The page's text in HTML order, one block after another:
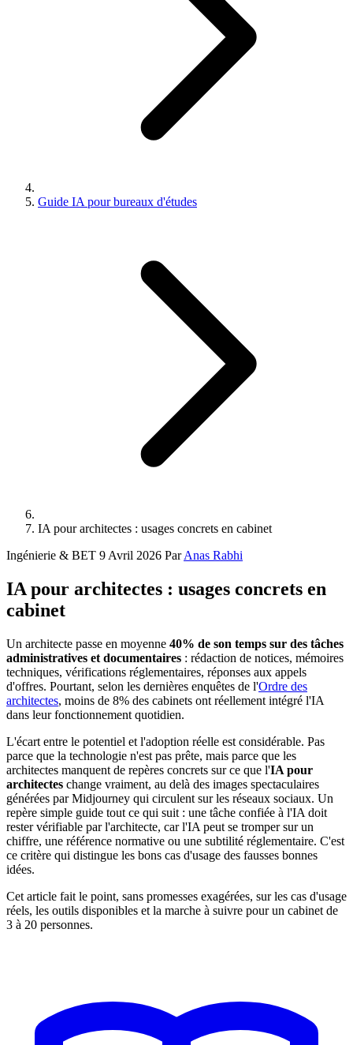
Guide IA pour bureaux d'études
IA pour architectes : usages concrets en cabinet
Ingénierie & BET 9 Avril 2026 ParAnas Rabhi
IA pour architectes : usages concrets en
cabinet
Un architecte passe en moyenne 40% de son temps sur des tâches
administratives et documentaires : rédaction de notices, mémoires
techniques, vérifications réglementaires, réponses aux appels
d'offres. Pourtant, selon les dernières enquêtes de l'Ordre des
architectes, moins de 8% des cabinets ont réellement intégré l'IA
dans leur fonctionnement quotidien.
L'écart entre le potentiel et l'adoption réelle est considérable. Pas
parce que la technologie n'est pas prête, mais parce que les
architectes manquent de repères concrets sur ce que l'IA pour
architectes change vraiment, au delà des images spectaculaires
générées par Midjourney qui circulent sur les réseaux sociaux. Un
repère simple guide tout ce qui suit : une tâche confiée à l'IA doit
rester vérifiable par l'architecte, car l'IA peut se tromper sur un
chiffre, une référence normative ou une subtilité réglementaire. C'est
ce critère qui distingue les bons cas d'usage des fausses bonnes
idées.
Cet article fait le point, sans promesses exagérées, sur les cas d'usage
réels, les outils disponibles et la marche à suivre pour un cabinet de
3 à 20 personnes.